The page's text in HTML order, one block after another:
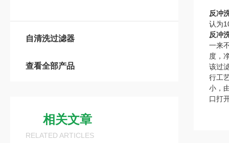
自清洗过滤器
查看全部产品
相关文章
RELATED ARTICLES
反冲
认为
反冲
一来
度，
该过
行工
小，
口打